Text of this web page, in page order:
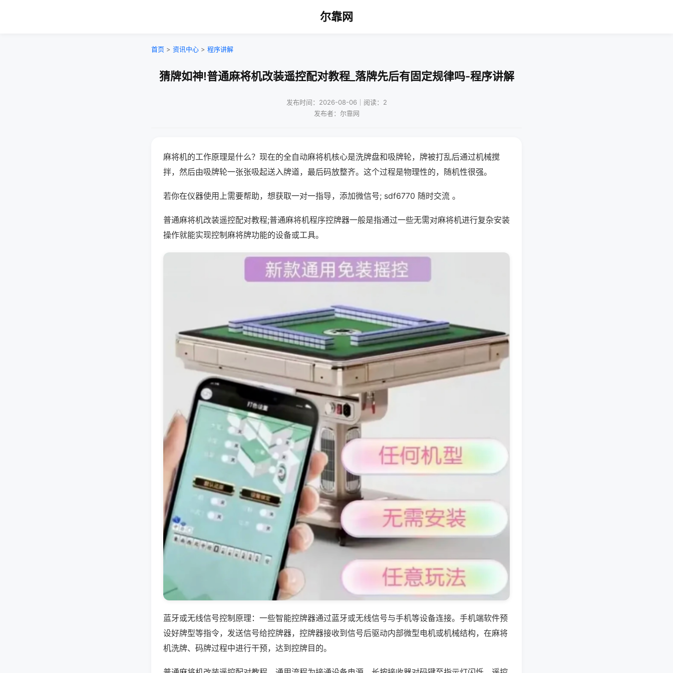
尔靠网
首页 > 资讯中心 > 程序讲解
猜牌如神!普通麻将机改装遥控配对教程_落牌先后有固定规律吗-程序讲解
发布时间：2026-08-06｜阅读：2
发布者：尔靠网
麻将机的工作原理是什么？现在的全自动麻将机核心是洗牌盘和吸牌轮，牌被打乱后通过机械搅
拌，然后由吸牌轮一张张吸起送入牌道，最后码放整齐。这个过程是物理性的，随机性很强。
若你在仪器使用上需要帮助，想获取一对一指导，添加微信号; sdf6770 随时交流 。
普通麻将机改装遥控配对教程;普通麻将机程序控牌器一般是指通过一些无需对麻将机进行复杂安装
操作就能实现控制麻将牌功能的设备或工具。
蓝牙或无线信号控制原理：一些智能控牌器通过蓝牙或无线信号与手机等设备连接。手机端软件预
设好牌型等指令，发送信号给控牌器，控牌器接收到信号后驱动内部微型电机或机械结构，在麻将
机洗牌、码牌过程中进行干预，达到控牌目的。